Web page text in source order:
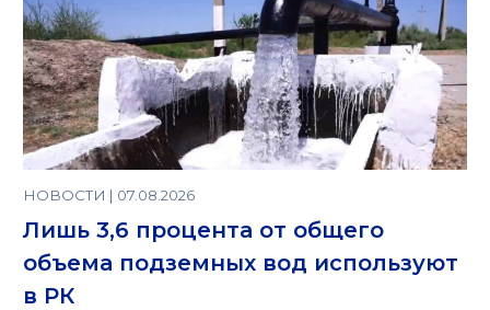
НОВОСТИ | 07.08.2026
Лишь 3,6 процента от общего
объема подземных вод используют
в РК